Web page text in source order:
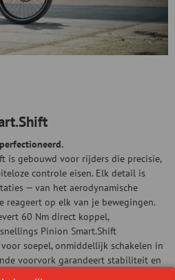
is gebouwd voor rijders die precisie,
controle eisen. Elk detail is
— van het aerodynamische
op elk van je bewegingen.
60 Nm direct koppel,
Pinion Smart.Shift
soepel, onmiddellijk schakelen in
voorvork garandeert stabiliteit en